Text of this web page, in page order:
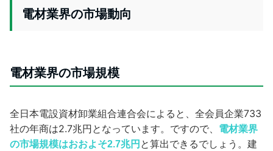
電材業界の市場動向
電材業界の市場規模
全日本電設資材卸業組合連合会によると、全会員企業733
社の年商は2.7兆円となっています。ですので、 電材業界
の市場規模はおおよそ2.7兆円 と算出できるでしょう。建